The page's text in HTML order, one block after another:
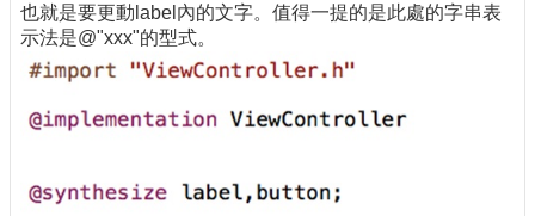
也就是要更動label內的文字。值得一提的是此處的字串表
示法是@"xxx"的型式。